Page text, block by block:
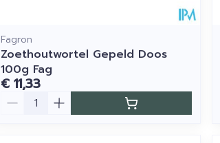
Fagron
Zoethoutwortel Gepeld Doos
100g Fag
€ 11,33
Aantal